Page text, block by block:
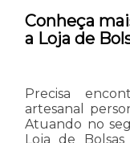
Conheça
a Loja de
Precisa
artesanal
Atuando no
Loja de